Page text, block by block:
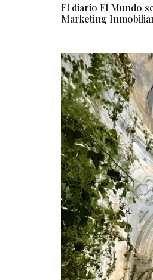
El diario El Mundo
Marketing